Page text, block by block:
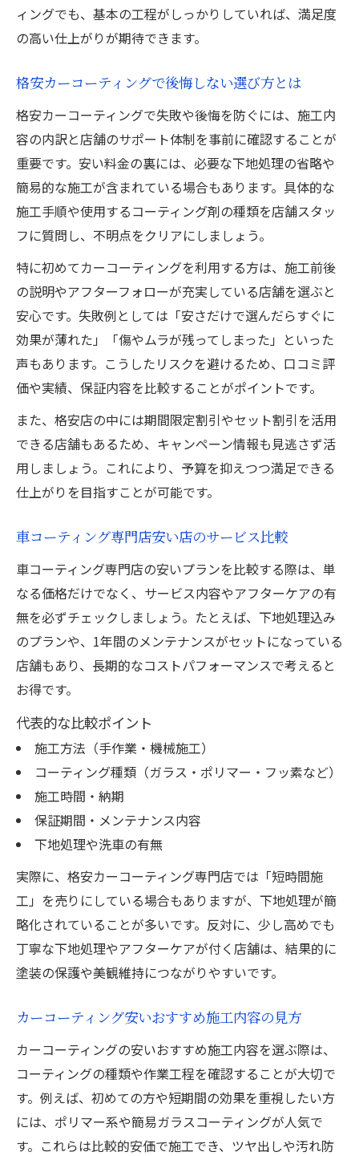
ィングでも、基本の工程がしっかりしていれば、満足度
の高い仕上がりが期待できます。
格安カーコーティングで後悔しない選び方とは
格安カーコーティングで失敗や後悔を防ぐには、施工内
容の内訳と店舗のサポート体制を事前に確認することが
重要です。安い料金の裏には、必要な下地処理の省略や
簡易的な施工が含まれている場合もあります。具体的な
施工手順や使用するコーティング剤の種類を店舗スタッ
フに質問し、不明点をクリアにしましょう。
特に初めてカーコーティングを利用する方は、施工前後
の説明やアフターフォローが充実している店舗を選ぶと
安心です。失敗例としては「安さだけで選んだらすぐに
効果が薄れた」「傷やムラが残ってしまった」といった
声もあります。こうしたリスクを避けるため、口コミ評
価や実績、保証内容を比較することがポイントです。
また、格安店の中には期間限定割引やセット割引を活用
できる店舗もあるため、キャンペーン情報も見逃さず活
用しましょう。これにより、予算を抑えつつ満足できる
仕上がりを目指すことが可能です。
車コーティング専門店安い店のサービス比較
車コーティング専門店の安いプランを比較する際は、単
なる価格だけでなく、サービス内容やアフターケアの有
無を必ずチェックしましょう。たとえば、下地処理込み
のプランや、1年間のメンテナンスがセットになっている
店舗もあり、長期的なコストパフォーマンスで考えると
お得です。
代表的な比較ポイント
施工方法（手作業・機械施工）
コーティング種類（ガラス・ポリマー・フッ素など）
施工時間・納期
保証期間・メンテナンス内容
下地処理や洗車の有無
実際に、格安カーコーティング専門店では「短時間施
工」を売りにしている場合もありますが、下地処理が簡
略化されていることが多いです。反対に、少し高めでも
丁寧な下地処理やアフターケアが付く店舗は、結果的に
塗装の保護や美観維持につながりやすいです。
カーコーティング安いおすすめ施工内容の見方
カーコーティングの安いおすすめ施工内容を選ぶ際は、
コーティングの種類や作業工程を確認することが大切で
す。例えば、初めての方や短期間の効果を重視したい方
には、ポリマー系や簡易ガラスコーティングが人気で
す。これらは比較的安価で施工でき、ツヤ出しや汚れ防